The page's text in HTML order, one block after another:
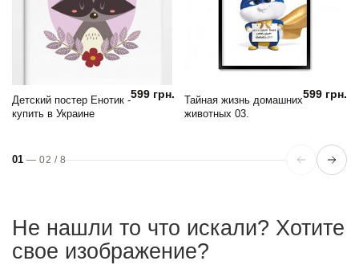
Детский постер Енотик -
купить в Украине
599 грн.
Тайная жизнь домашних
животных 03.
599 грн.
01 —02 / 8
Не нашли то что искали? Хотите
свое изображение?